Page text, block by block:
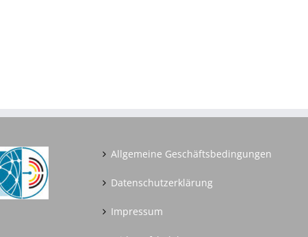
Allgemeine Geschäftsbedingungen
Datenschutzerklärung
Impressum